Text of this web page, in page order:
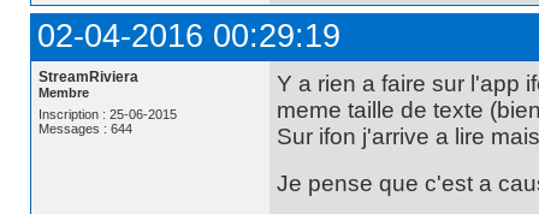
02-04-2016 00:29:19
StreamRiviera
Membre
Inscription : 25-06-2015
Messages : 644
Y a rien a faire sur l'app
meme taille de texte
Sur ifon j'arrive a lire
Je pense que c'est a